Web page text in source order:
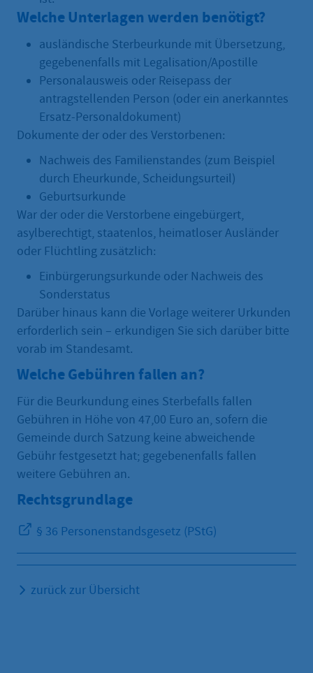
Welche Unterlagen werden benötigt?
ausländische Sterbeurkunde mit Übersetzung,
gegebenenfalls mit Legalisation/Apostille
Personalausweis oder Reisepass der
antragstellenden Person (oder ein anerkanntes
Ersatz-Personaldokument)
Dokumente der oder des Verstorbenen:
Nachweis des Familienstandes (zum Beispiel
durch Eheurkunde, Scheidungsurteil)
Geburtsurkunde
War der oder die Verstorbene eingebürgert,
asylberechtigt, staatenlos, heimatloser Ausländer
oder Flüchtling zusätzlich:
Einbürgerungsurkunde oder Nachweis des
Sonderstatus
Darüber hinaus kann die Vorlage weiterer Urkunden
erforderlich sein – erkundigen Sie sich darüber bitte
vorab im Standesamt.
Welche Gebühren fallen an?
Für die Beurkundung eines Sterbefalls fallen
Gebühren in Höhe von 47,00 Euro an, sofern die
Gemeinde durch Satzung keine abweichende
Gebühr festgesetzt hat; gegebenenfalls fallen
weitere Gebühren an.
Rechtsgrundlage
§ 36 Personenstandsgesetz (PStG)
zurück zur Übersicht